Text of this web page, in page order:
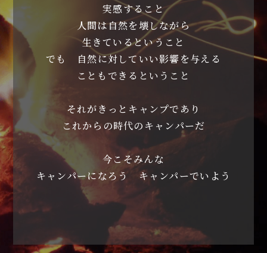
実感すること
人間は自然を壊しながら
生きているということ
でも 自然に対していい影響を与える
こともできるということ
それがきっとキャンプであり
これからの時代のキャンパーだ
今こそみんな
キャンパーになろう キャンパーでいよう